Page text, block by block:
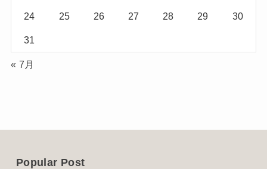
(2)
(4)
24 25 26 27 28 29 30
31
« 7月
Popular Post